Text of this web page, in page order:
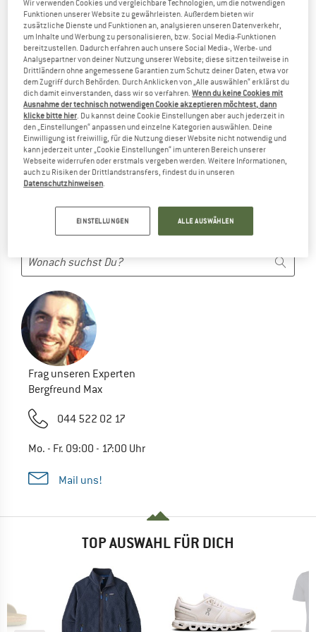
VON KUPILKA IM SORTIMENT...
...aber wir können Alternativen bieten. Damit Du diese
schnell findest, kannst Du eine der folgenden Möglichkeiten
nutzen:
Wir lassen Dich natürlich nicht hängen! Nutze einfach eine
der folgenden Möglichkeiten:
TIPPS ZUR SUCHE
Probier folgendes:
Schreibweise überprüfen
anderer/allgemeinerer Begriff
weniger Suchbegriffe
suche nach der Marke
Frag unseren Experten
Bergfreund Max
044 522 02 17
Mo. - Fr. 09:00 - 17:00 Uhr
Mail uns!
TOP AUSWAHL FÜR DICH
Wir verwenden Cookies und vergleichbare Technologien, um die notwendigen
Funktionen unserer Website zu gewährleisten. Außerdem bieten wir
zusätzliche Dienste und Funktionen an, analysieren unseren Datenverkehr,
um Inhalte und Werbung zu personalisieren, bzw. Social Media-Funktionen
bereitzustellen. Dadurch erfahren auch unsere Social Media-, Werbe- und
Analysepartner von deiner Nutzung unserer Website; diese sitzen teilweise in
Drittländern ohne angemessene Garantien zum Schutz deiner Daten, etwa vor
dem Zugriff durch Behörden. Durch Anklicken von „Alle auswählen“ erklärst du
dich damit einverstanden, dass wir so verfahren.Wenn du keine Cookies mit
Ausnahme der technisch notwendigen Cookie akzeptieren möchtest, dann
klicke bitte hier . Du kannst deine Cookie Einstellungen aber auch jederzeit in
den „Einstellungen“ anpassen und einzelne Kategorien auswählen. Deine
Einwilligung ist freiwillig, für die Nutzung dieser Website nicht notwendig und
kann jederzeit unter „Cookie Einstellungen“ im unteren Bereich unserer
Webseite widerrufen oder erstmals vergeben werden. Weitere Informationen,
auch zu Risiken der Drittlandstransfers, findest du in unseren
Datenschutzhinweisen
EINSTELLUNGEN ALLE AUSWÄHLEN